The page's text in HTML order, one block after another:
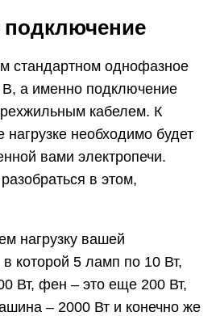
стандартном однофазное
а именно подключение
кабелем. К
нагрузке необходимо будет
вами электропечи.
в этом,
нагрузку вашей
которой 5 ламп по 10 Вт,
Вт, фен – это еще 200 Вт,
– 2000 Вт и конечно же